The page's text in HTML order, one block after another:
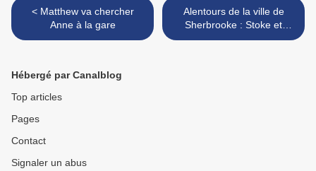
< Matthew va chercher
Anne à la gare
Alentours de la ville de
Sherbrooke : Stoke et
Beauvoir + Fifi ! >
Hébergé par Canalblog
Top articles
Pages
Contact
Signaler un abus